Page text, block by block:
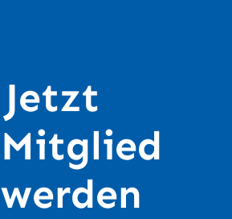
Jetzt
Mitglied
werden